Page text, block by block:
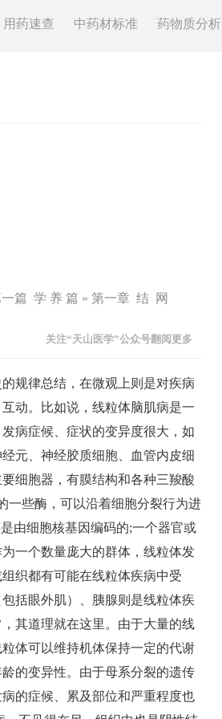
用药速查 中药材标准 药物质分析
一篇 学 养 篇 » 第一章 结 网
关注“天山医学”公众号翻阅更多
规律总结，在微观上则是对疾病
动。比如说，线粒体脑肌病是一
病症候、症状的变异度很大，如
元、神经胶质细胞、血管内皮细
细胞器，有膜结构和各种三羧酸
一些酶，可以沿着细胞分裂行为进
由细胞核基因编码的;一个器官或
一个数量庞大的群体，线粒体发
织都有可能在线粒体疾病中受
括眼外肌）、胰腺则是线粒体疾
其道理就在这里。由于大量的线
体可以维持机体保持一定的代谢
的变异性。由于母系分裂的遗传
的症候、累及部位和严重程度也